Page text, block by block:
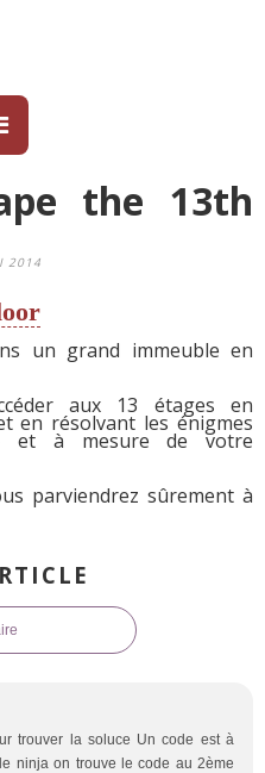
the 13th
2014
un grand immeuble en
aux 13 étages en
en résolvant les énigmes
et à mesure de votre
parviendrez sûrement à
trouver la soluce Un code est à
ninja on trouve le code au 2ème